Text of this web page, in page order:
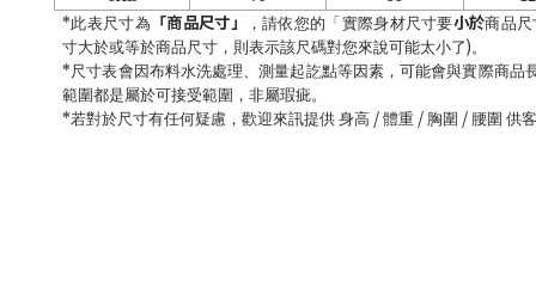
*此表尺寸為 「商品尺寸」 ，請依您的「實際身材尺寸要小於商品
寸大於或等於商品尺寸，則表示該尺碼對您來說可能太小了)。
*尺寸表會因布料水洗處理、測量起訖點等因素，可能會與實際商品
範圍都是屬於可接受範圍，非屬瑕疵。
*若對於尺寸有任何疑慮，歡迎來訊提供 身高 /體重 / 胸圍 / 腰圍 供